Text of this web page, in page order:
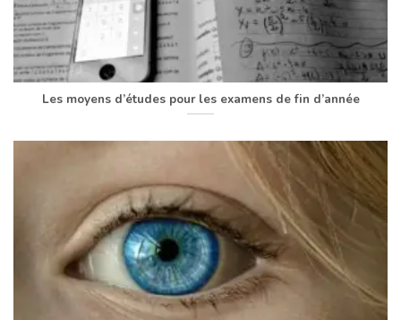
Les moyens d’études pour les examens de fin d’année